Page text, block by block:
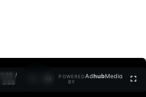
0:30 /
3:35
POWERED
BY
AdhubMedia